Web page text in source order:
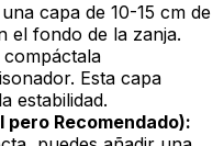
capa de 10-15 cm de
el fondo de la zanja.
Esta capa
estabilidad.
pero Recomendado):